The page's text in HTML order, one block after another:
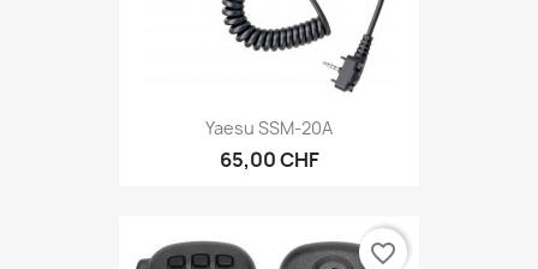
Yaesu SSM-20A
65,00 CHF
favorite_border